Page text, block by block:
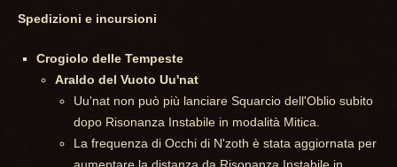
Spedizioni e incursioni
Crogiolo delle Tempeste
Araldo del Vuoto Uu'nat
Uu'nat non può più lanciare Squarcio dell'Oblio subito
dopo Risonanza Instabile in modalità Mitica.
La frequenza di Occhi di N'zoth è stata aggiornata per